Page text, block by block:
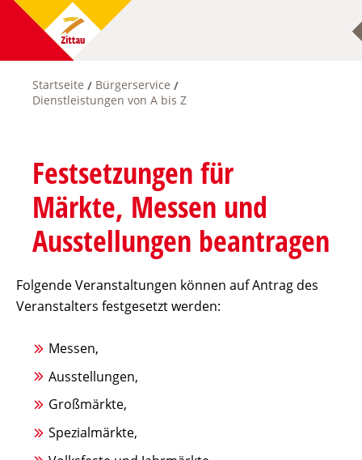
Direkt
Pfadnavigation
Startseite
Bürgerservice
Dienstleistungen von A bis Z
Festsetzungen für
Märkte, Messen und
Ausstellungen beantragen
Folgende Veranstaltungen können auf Antrag des
Veranstalters festgesetzt werden:
Messen,
Ausstellungen,
Großmärkte,
Spezialmärkte,